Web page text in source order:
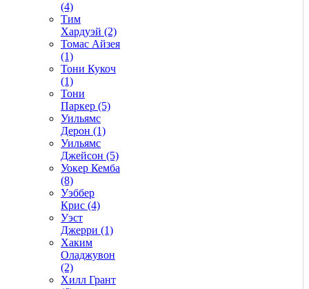
(4)
Тим
Хардуэй (2)
Томас Айзея
(1)
Тони Кукоч
(1)
Тони
Паркер (5)
Уильямс
Дерон (1)
Уильямс
Джейсон (5)
Уокер Кемба
(8)
Уэббер
Крис (4)
Уэст
Джерри (1)
Хаким
Оладжувон
(2)
Хилл Грант